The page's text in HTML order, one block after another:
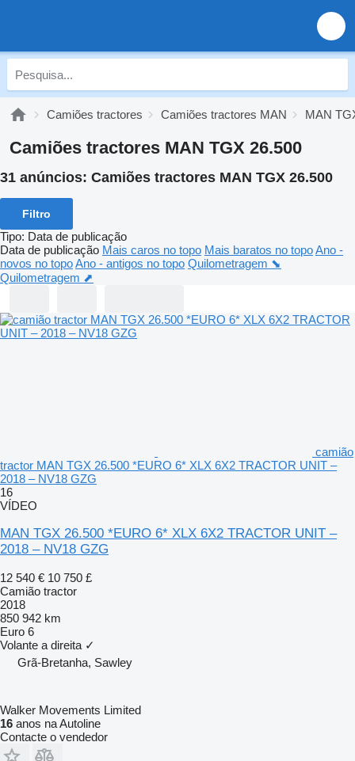
Camiões tractores Camiões tractores MAN MAN
Camiões tractores MAN TGX 26.500
31 anúncios: Camiões tractores MAN TGX 26.500
Filtro
Tipo: Data de publicação
Data de publicação Mais caros no topo Mais baratos no topoAno -
novos no topoAno - antigos no topo Quilometragem ⬊
Quilometragem ⬈
camião
tractor MAN TGX 26.500 *EURO 6* XLX 6X2 TRACTOR UNIT –
2018 – NV18 GZG
16
VÍDEO
MAN TGX 26.500 *EURO 6* XLX 6X2 TRACTOR UNIT –
2018 – NV18 GZG
12 540 € 10 750 £
Camião tractor
2018
850 942 km
Euro 6
Volante a direita ✓
Grã-Bretanha, Sawley
Walker Movements Limited
16 anos na Autoline
Contacte o vendedor